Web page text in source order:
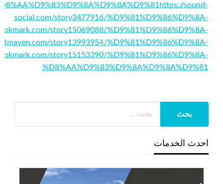
https://sound-
social.com/story3477916/%D9%81%D9%86%D9%8A-
story15069088/%D9%81%D9%86%D9%8A-
story13993954/%D9%81%D9%86%D9%8A-
story15153390/%D9%81%D9%86%D9%8A-
%D8%AA%D9%83%D9%8A%D9%8A%D9%81
احدث الخدمات